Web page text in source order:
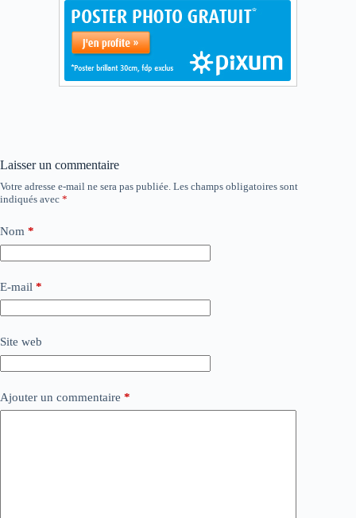
Laisser un commentaire
Votre adresse e-mail ne sera pas publiée. Les champs obligatoires sont
indiqués avec *
Nom *
E-mail *
Site web
Ajouter un commentaire *